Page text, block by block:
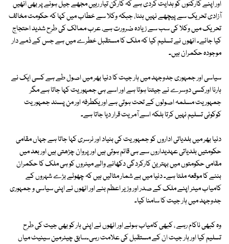
اور اپنے کارکنوں کو ہدایت کردی ہے کہ کارکن تیار رہیں مجھے جیل ہونے پر بھی انھیں
آزادی تحریک سے پیچھے نہیں ہٹنا، جبکہ وکلا سے خطاب میں کہا کہ حکومت مخالف
تحریک میں وکلا کی سب سے زیادہ ضرورت ہے، عرب ممالک کی طرح شدید احتجاج
کیا جائے۔ انھوں نے تسلیم کیا کہ ملک کا مستقبل خطرے میں ہے جس کے ذمے دار
موجودہ حکمران ہیں۔
سیاسی اور جمہوری جدوجہد میں ہار جیت کا دنیا بھر میں اصول طے ہے کسی ایک نے
ہارنا اورکسی دوسرے نے جیتنا ہوتا ہے اور اسے ہی جمہوریت کہا جاتا ہے مگر
جمہوریت مسلمہ اصولوں کے تحت ہوتی ہے اور یکطرفہ اور من پسند جمہوریت
کوکوئی تسلیم نہیں کرتا بلکہ اسے آمریت قرار دیا جاتا ہے۔
دنیا بھر میں بلدیاتی اداروں کو جمہوریت کی بنیاد اور نرسری کہا جاتا ہے جہاں مقامی
حکومتیں بلدیاتی عہدیداروں سے ہی قائم ہوتی ہیں اور پروان چڑھتی ہیں اور بعد میں
مقامی حکومتوں میں بہترین کارکردگی دکھانے والے میئروں کو ہی ملک کا حکمران
بننے کا موقعہ ملتا ہے۔ دنیا میں بے شمار مثالیں ہیں کہ چھوٹے بڑے شہروں کے
کامیاب میئر اپنے ملک کے صدر اور وزیر اعظم بنے اور انھوں نے اپنی سیاسی و جمہوری
جدوجہد میں ہار جیت کا سامنا کیا۔
وہ کبھی ناکام رہے ، کبھی کامیاب ہوئے اور انھوں نے اپنی ہار کو بھی جیت کی طرح
تسلیم کیا اور ہار جیت ان کے مستقبل کی علامت رہی۔سابق چیئرمین سینیٹ میاں